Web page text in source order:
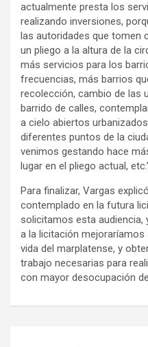
actualmente presta los
realizando inversiones,
las autoridades que tomen
un pliego a la altura de la
más servicios para los
frecuencias, más barrios
recolección, cambio de las
barrido de calles,
a cielo abiertos
diferentes puntos de la
venimos gestando hace
lugar en el pliego actual,
Para finalizar, Vargas
contemplado en la futura
solicitamos esta
a la licitación
vida del marplatense, y
trabajo necesarias para
con mayor desocupación